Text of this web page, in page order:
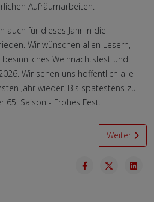
Aufräumarbeiten.
auch für dieses Jahr in die
Wir wünschen allen Lesern,
Weihnachtsfest und
Wir sehen uns hoffentlich alle
Jahr wieder. Bis spätestens zu
65. Saison - Frohes Fest.
steht einfach still Nächster
Weiter